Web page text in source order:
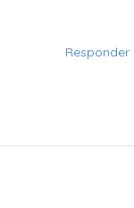
Responder